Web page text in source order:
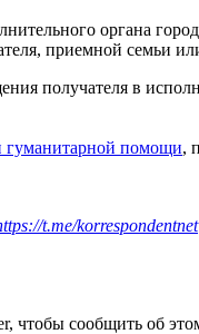
органа
приемной семьи
получателя в
гуманитарной помощи,
t.me/korrespondentnet
чтобы сообщить об